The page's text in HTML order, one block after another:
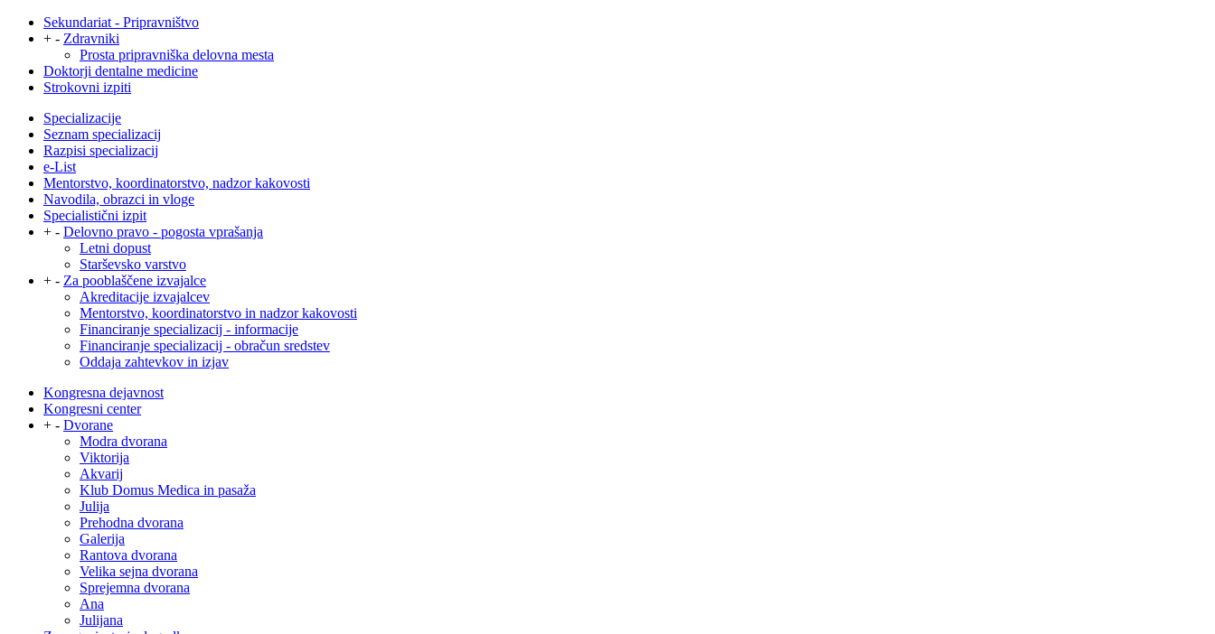
Sekundariat - Pripravništvo
+ - Zdravniki
Prosta pripravniška delovna mesta
Doktorji dentalne medicine
Strokovni izpiti
Specializacije
Seznam specializacij
Razpisi specializacij
e-List
Mentorstvo, koordinatorstvo, nadzor kakovosti
Navodila, obrazci in vloge
Specialistični izpit
+ - Delovno pravo - pogosta vprašanja
Letni dopust
Starševsko varstvo
+ - Za pooblaščene izvajalce
Akreditacije izvajalcev
Mentorstvo, koordinatorstvo in nadzor kakovosti
Financiranje specializacij - informacije
Financiranje specializacij - obračun sredstev
Oddaja zahtevkov in izjav
Kongresna dejavnost
Kongresni center
+ - Dvorane
Modra dvorana
Viktorija
Akvarij
Klub Domus Medica in pasaža
Julija
Prehodna dvorana
Galerija
Rantova dvorana
Velika sejna dvorana
Sprejemna dvorana
Ana
Julijana